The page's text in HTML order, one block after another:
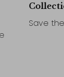
Save